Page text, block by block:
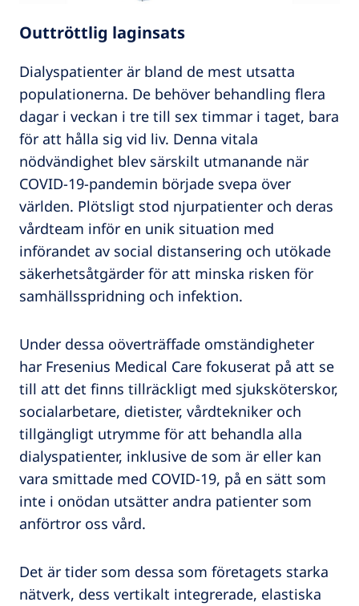
Outtröttlig laginsats
Dialyspatienter är bland de mest utsatta
populationerna. De behöver behandling flera
dagar i veckan i tre till sex timmar i taget, bara
för att hålla sig vid liv. Denna vitala
nödvändighet blev särskilt utmanande när
COVID-19-pandemin började svepa över
världen. Plötsligt stod njurpatienter och deras
vårdteam inför en unik situation med
införandet av social distansering och utökade
säkerhetsåtgärder för att minska risken för
samhällsspridning och infektion.
Under dessa oöverträffade omständigheter
har Fresenius Medical Care fokuserat på att se
till att det finns tillräckligt med sjuksköterskor,
socialarbetare, dietister, vårdtekniker och
tillgängligt utrymme för att behandla alla
dialyspatienter, inklusive de som är eller kan
vara smittade med COVID-19, på en sätt som
inte i onödan utsätter andra patienter som
anförtror oss vård.
Det är tider som dessa som företagets starka
nätverk, dess vertikalt integrerade, elastiska